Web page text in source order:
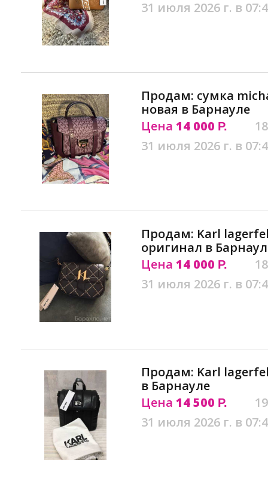
31 июля 2026 г. в
Продам: сумка
новая в Барнауле
Цена 14 000 Р.
31 июля 2026 г. в
Продам: Karl
оригинал в
Цена 14 000 Р.
31 июля 2026 г. в
Продам: Karl
в Барнауле
Цена 14 500 Р.
31 июля 2026 г. в